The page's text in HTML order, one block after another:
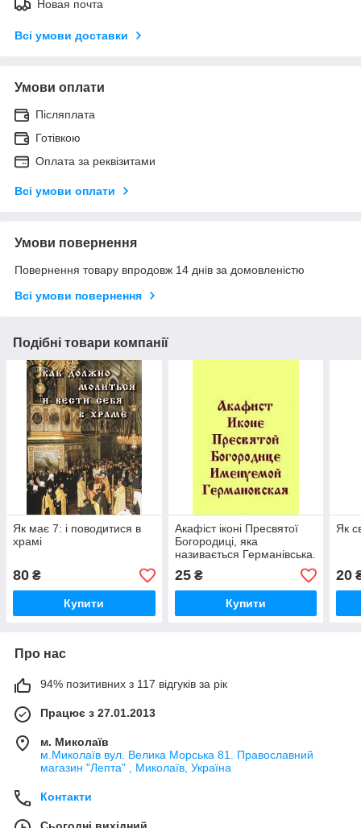
Новая почта
Всі умови доставки
Умови оплати
Післяплата
Готівкою
Оплата за реквізитами
Всі умови оплати
Умови повернення
Повернення товару впродовж 14 днів за домовленістю
Всі умови повернення
Подібні товари компанії
Як має 7: і поводитися в
храмі
80 ₴
Купити
Акафіст іконі Пресвятої
Богородиці, яка
називається Германівська.
25₴
Купити
Як
20
Про нас
94% позитивних з 117 відгуків за рік
Працює з 27.01.2013
м. Миколаїв
м.Миколаїв вул. Велика Морська 81. Православний
магазин "Лепта" , Миколаїв, Україна
Контакти